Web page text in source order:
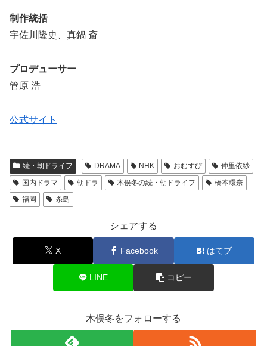
制作統括
宇佐川隆史、真鍋 斎
プロデューサー
管原 浩
公式サイト
続・朝ドライフ DRAMA NHK おむすび
仲里依紗
国内ドラマ
朝ドラ 木俣冬の続・朝ドライフ
橋本環奈
福岡
糸島
シェアする
X Facebook はてブ
LINE コピー
木俣冬をフォローする